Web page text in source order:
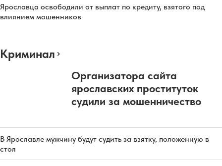
Ярославца освободили от выплат по кредиту, взятого под
влиянием мошенников
Криминал
Организатора сайта
ярославских проституток
судили за мошенничество
В Ярославле мужчину будут судить за взятку, положенную в
стол